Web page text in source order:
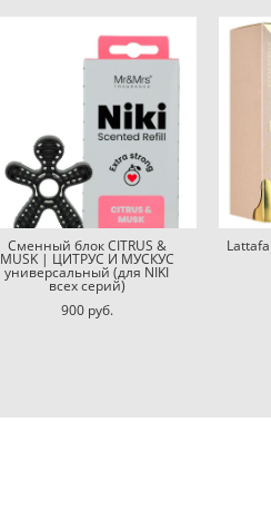
Сменный блок CITRUS &
MUSK | ЦИТРУС И МУСКУС
универсальный (для NIKI
всех серий)
900 pуб.